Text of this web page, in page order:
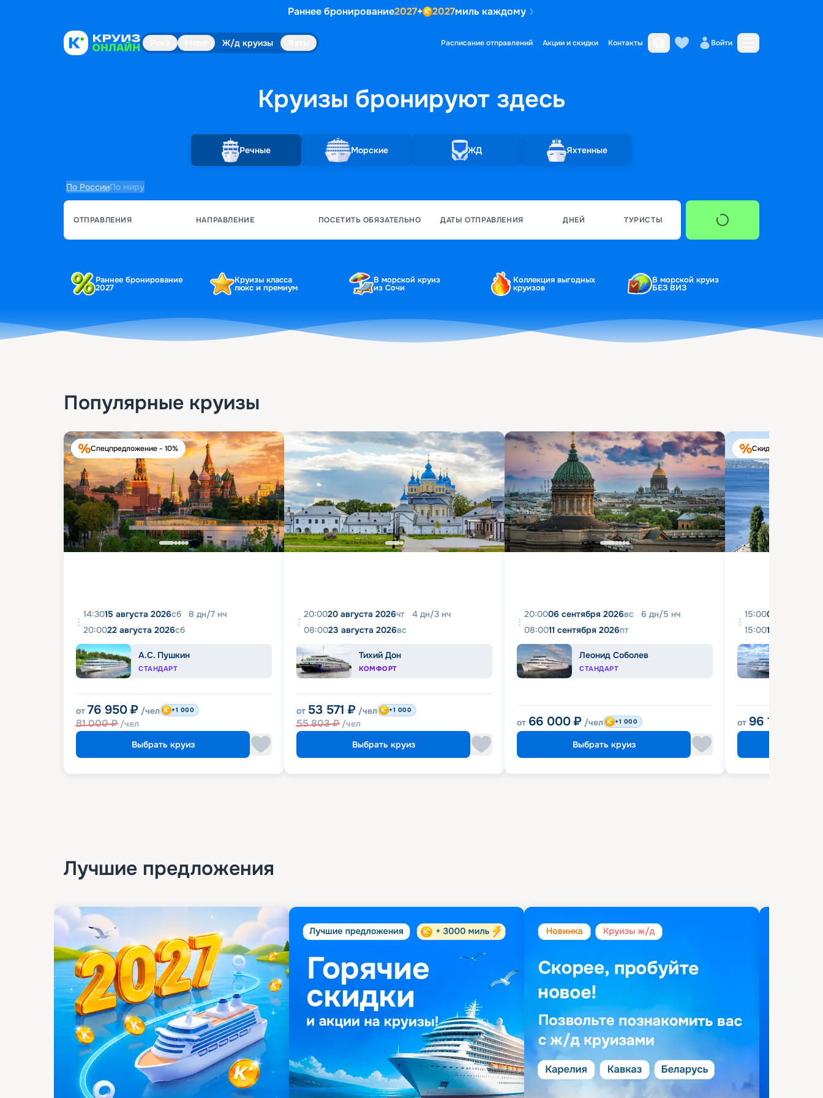
Раннее бронирование2027+ 2027миль каждому
Ж/д круизы Расписание отправлений Акции и скидки Контакты Войти
Круизы бронируютздесь
Речные Морские ЖД Яхтенные
По РоссииПо миру
ОТПРАВЛЕНИЯ НАПРАВЛЕНИЕ ПОСЕТИТЬ ОБЯЗАТЕЛЬНО ДАТЫ ОТПРАВЛЕНИЯ ДНЕЙ ТУРИСТЫ
Раннее бронирование
2027
Круизы класса
люкс и премиум
В морской круиз
из Сочи
Коллекция выгодных
круизов
В морской круиз
БЕЗ ВИЗ
Популярные круизы
Спецпредложение - 10%
14:3015 августа 2026сб 8 дн/7 нч
20:0022 августа 2026сб
А.С. Пушкин
СТАНДАРТ
от 76 950 ₽ /чел
81 000₽ /чел
+1 000
Выбрать круиз
20:0020 августа 2026чт 4 дн/3 нч
08:0023 августа 2026вс
Тихий Дон
КОМФОРТ
от 53 571 ₽ /чел
55 803₽ /чел
+1 000
Выбрать круиз
20:0006 сентября 2026вс 6 дн/5 нч
08:0011 сентября 2026пт
Леонид Соболев
СТАНДАРТ
от 66 000 ₽ /чел +1 000
Выбрать круиз
Скидка на круиз
15:0008 августа
15:0018 августа
от 96 120
Лучшие предложения